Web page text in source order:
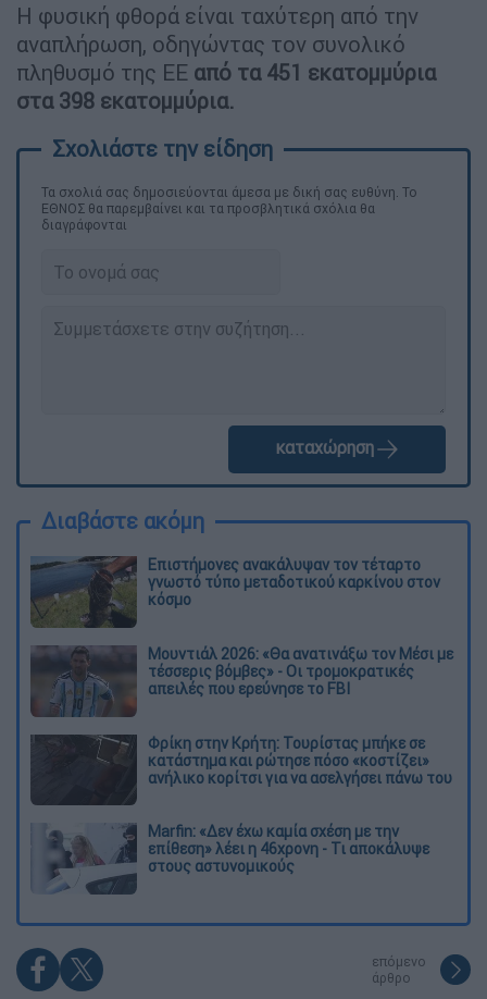
Η φυσική φθορά είναι ταχύτερη από την
αναπλήρωση, οδηγώντας τον συνολικό
πληθυσμό της ΕΕ από τα 451 εκατομμύρια
στα 398 εκατομμύρια.
Τα σχολιά σας δημοσιεύονται άμεσα με δική σας ευθύνη. Το
ΕΘΝΟΣ θα παρεμβαίνει και τα προσβλητικά σχόλια θα
διαγράφονται
καταχώρηση
Διαβάστε ακόμη
Επιστήμονες ανακάλυψαν τον τέταρτο
γνωστό τύπο μεταδοτικού καρκίνου στον
κόσμο
Μουντιάλ 2026: «Θα ανατινάξω τον Μέσι με
τέσσερις βόμβες» - Οι τρομοκρατικές
απειλές που ερεύνησε το FBI
Φρίκη στην Κρήτη: Τουρίστας μπήκε σε
κατάστημα και ρώτησε πόσο «κοστίζει»
ανήλικο κορίτσι για να ασελγήσει πάνω του
Marfin: «Δεν έχω καμία σχέση με την
επίθεση» λέει η 46χρονη - Τι αποκάλυψε
στους αστυνομικούς
επόμενο
άρθρο